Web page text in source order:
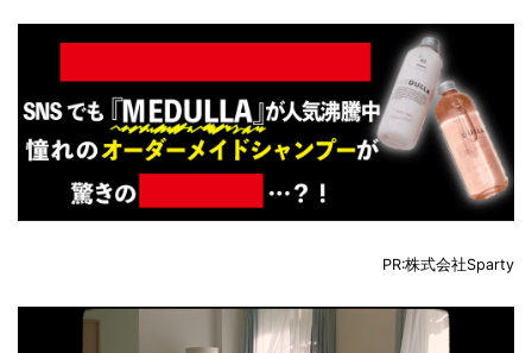
PR:株式会社Sparty